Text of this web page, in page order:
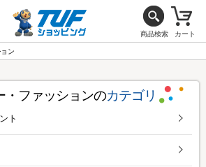
商品検索 カート
ン
・ファッションのカテゴリ
ト